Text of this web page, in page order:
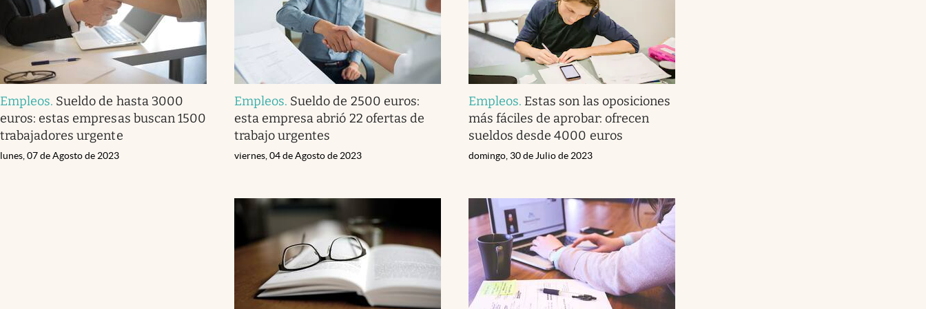
Empleos. Sueldo de hasta 3000
euros: estas empresas buscan 1500
trabajadores urgente
lunes, 07 de Agosto de 2023
Empleos. Sueldo de 2500 euros:
esta empresa abrió 22 ofertas de
trabajo urgentes
viernes, 04 de Agosto de 2023
Empleos. Estas son las oposiciones
más fáciles de aprobar: ofrecen
sueldos desde 4000 euros
domingo, 30 de Julio de 2023